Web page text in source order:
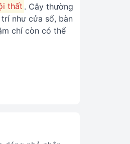
thất . Cây thường
như cửa sổ, bàn
chí còn có thể